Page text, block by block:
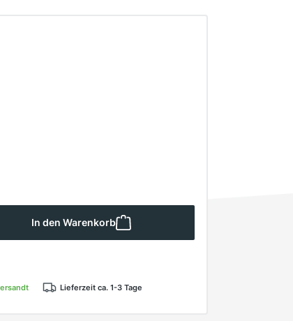
den gewünschten Wert ein oder
In den Warenkorb
Lieferzeit ca. 1-3 Tage